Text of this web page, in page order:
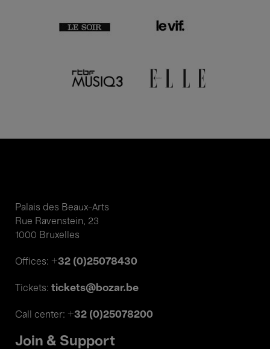
Palais des Beaux-Arts
Rue Ravenstein, 23
1000 Bruxelles
Offices: +32 (0)25078430
Tickets: tickets@bozar.be
Call center: +32 (0)25078200
Join & Support